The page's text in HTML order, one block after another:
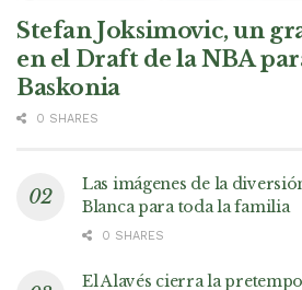
Stefan Joksimovic, un
en el Draft de la NBA
Baskonia
0 SHARES
Las imágenes de la
Blanca para toda la familia
0 SHARES
El Alavés cierra la